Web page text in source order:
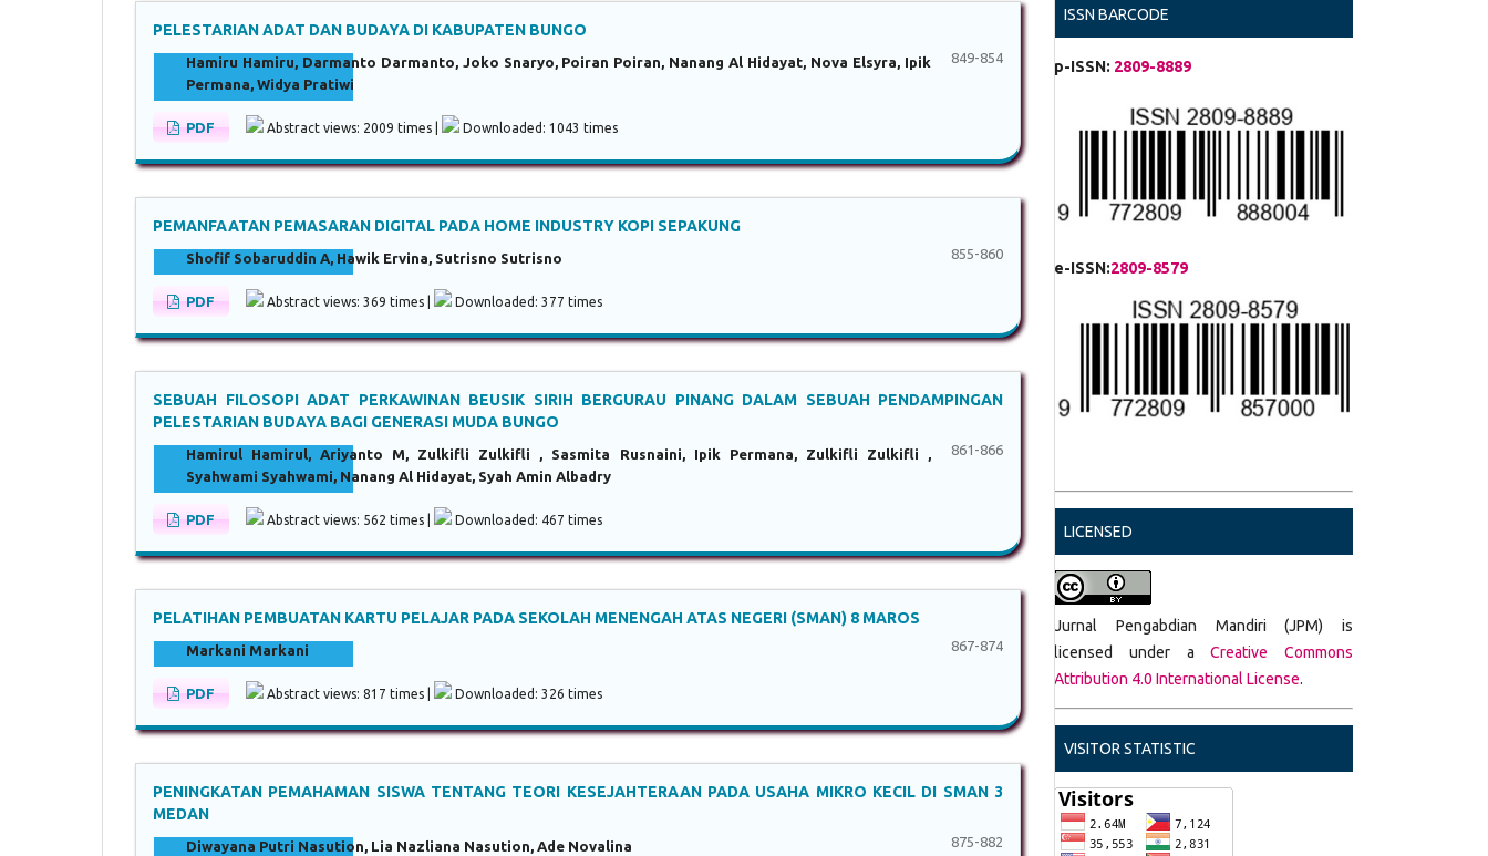
PELESTARIAN ADAT DAN BUDAYA DI KABUPATEN BUNGO
Hamiru Hamiru, Darmanto Darmanto, Joko Snaryo, Poiran Poiran, Nanang Al Hidayat, Nova Elsyra, Ipik
Permana, Widya Pratiwi
849-854
PDF Abstract views: 2009 times | Downloaded: 1043 times
PEMANFAATAN PEMASARAN DIGITAL PADA HOME INDUSTRY KOPI SEPAKUNG
Shofif Sobaruddin A, Hawik Ervina, Sutrisno Sutrisno 855-860
PDF Abstract views: 369 times | Downloaded: 377 times
SEBUAH FILOSOPI ADAT PERKAWINAN BEUSIK SIRIH BERGURAU PINANG DALAM SEBUAH PENDAMPINGAN
PELESTARIAN BUDAYA BAGI GENERASI MUDA BUNGO
Hamirul Hamirul, Ariyanto M, Zulkifli Zulkifli , Sasmita Rusnaini, Ipik Permana, Zulkifli Zulkifli ,
Syahwami Syahwami, Nanang Al Hidayat, Syah Amin Albadry
861-866
PDF Abstract views: 562 times | Downloaded: 467 times
PELATIHAN PEMBUATAN KARTU PELAJAR PADA SEKOLAH MENENGAH ATAS NEGERI (SMAN) 8 MAROS
Markani Markani 867-874
PDF Abstract views: 817 times | Downloaded: 326 times
PENINGKATAN PEMAHAMAN SISWA TENTANG TEORI KESEJAHTERAAN PADA USAHA MIKRO KECIL DI SMAN 3
MEDAN
Diwayana Putri Nasution, Lia Nazliana Nasution, Ade Novalina 875-882
ISSN BARCODE
p-ISSN: 2809-8889
e-ISSN:2809-8579
LICENSED
Jurnal Pengabdian Mandiri (JPM) is
licensed under aCreative Commons
Attribution 4.0 International License.
VISITOR STATISTIC